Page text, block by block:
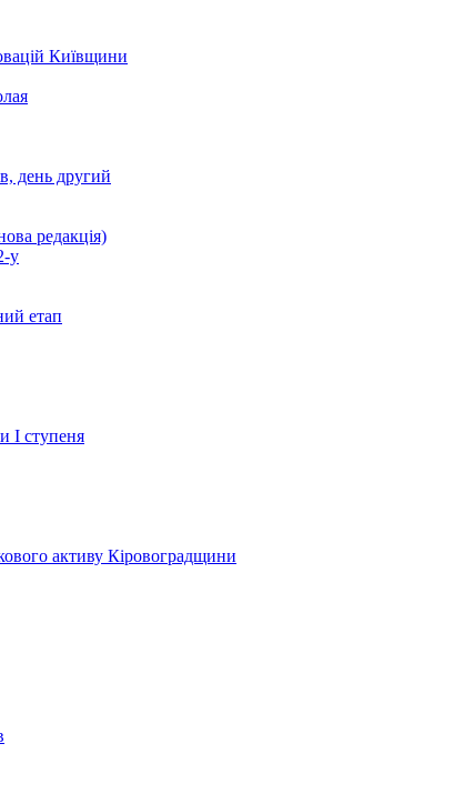
Київщини
день другий
редакція)
у
етап
І ступеня
активу Кіровоградщини